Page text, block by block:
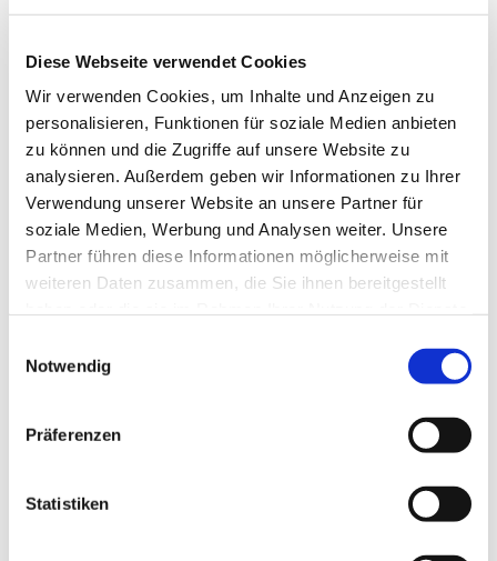
Diese Webseite verwendet Cookies
Wir verwenden Cookies, um Inhalte und Anzeigen zu
personalisieren, Funktionen für soziale Medien anbieten
zu können und die Zugriffe auf unsere Website zu
analysieren. Außerdem geben wir Informationen zu Ihrer
Verwendung unserer Website an unsere Partner für
soziale Medien, Werbung und Analysen weiter. Unsere
Partner führen diese Informationen möglicherweise mit
weiteren Daten zusammen, die Sie ihnen bereitgestellt
Notwendig
Präferenzen
Statistiken
interessieren